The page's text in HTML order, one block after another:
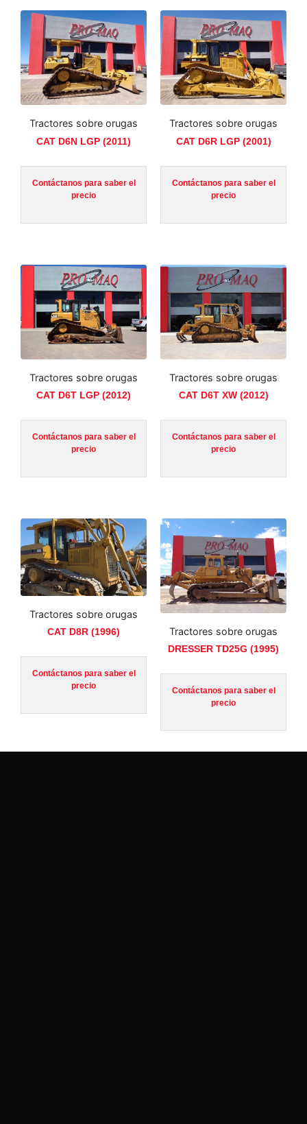
Tractores sobre orugas
CAT D6N LGP (2011)
Contáctanos para saber el
precio
Tractores sobre orugas
CAT D6R LGP (2001)
Contáctanos para saber el
precio
Tractores sobre orugas
CAT D6T LGP (2012)
Contáctanos para saber el
precio
Tractores sobre orugas
CAT D6T XW (2012)
Contáctanos para saber el
precio
Tractores sobre orugas
CAT D8R (1996)
Contáctanos para saber el
precio
Tractores sobre orugas
DRESSER TD25G (1995)
Contáctanos para saber el
precio